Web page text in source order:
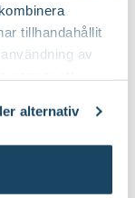
tillhandahållit
av
alternativ
Nyhet